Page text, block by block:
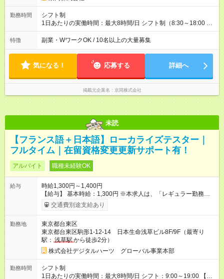
勤務時間
シフト制
1日あたりの実働時間：最大8時間/日 シフト制（8:30～18:00 予
定） 【勤務例】 ・9:00～18:00 ・9:00～15:00 ※上記以外の時
間帯も相談可能です。 ※午前中のみもOK
特徴 副業・WワークOK / 10名以上の大量募集
気になる！ 応募する 詳細へ
掲載元企業名 京同株式会社
未読
【フランス語＋日本語】ローカライズテスター｜
フルタイム｜在留資格変更更新サポート有！
アルバイト 職種未経験OK
給与
時給1,300円～1,400円
【給与】 基本時給：1,300円 ※本求人は、「レギュラー勤務アル
バイト」の募集です。 ・契約期間：入社月より3ヶ月 ・契約更
新：あり（実際のスキル/プロジェクトに応じ更新判断） （レギ
なります。） ※選考（トライアル・面接）の結果に応じて、月
給制の契約社員としての採用をご提案する場合があります。
【その他のポジションと時給例】 主体的に動きながら業務に取
り組める方を歓迎しています！ 意欲的にチャレンジしていただ
ける方には、スキルや経験に応じてキャリアの幅を広げていけ
る環境となります。 リーダーポジション時給: 1,400円 （これ以
降のさらなるキャリアパスやポジションについては、入社後に
交通費別途支給あり
勤務地
東京都台東区
東京都台東区駒形1-12-14 日本生命浅草ビル8F/9F（最寄り
駅： 浅草駅から徒歩2分）
株式会社デジタルハーツ グローバル事業本部
勤務時間
シフト制
1日あたりの実働時間：最大8時間/日 シフト：9:00～19:00 【シ